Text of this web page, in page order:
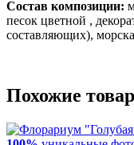
Состав композиции:
песок цветной ,
составляющих),
Похожие